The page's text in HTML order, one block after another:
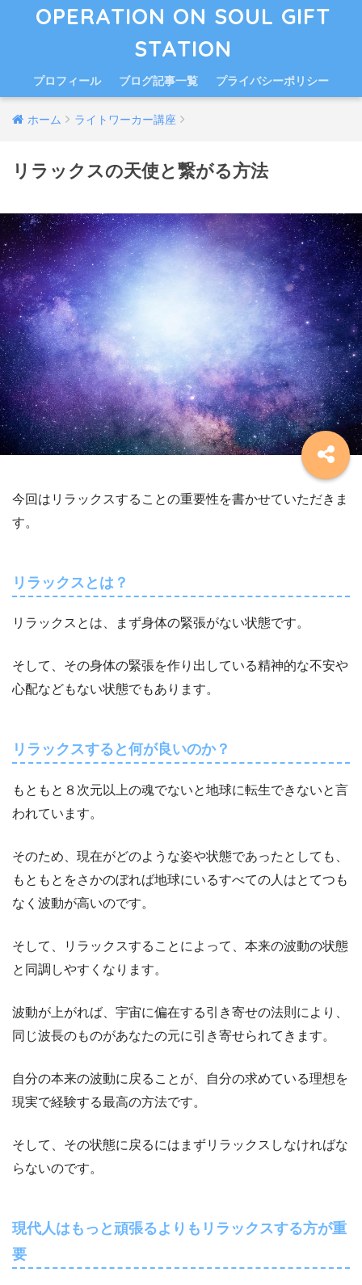
OPERATION ON SOUL GIFT
STATION
プロフィール ブログ記事一覧 プライバシーポリシー
ホーム ライトワーカー講座
リラックスの天使と繋がる方法
今回はリラックスすることの重要性を書かせていただきま
す。
リラックスとは？
リラックスとは、まず身体の緊張がない状態です。
そして、その身体の緊張を作り出している精神的な不安や
心配などもない状態でもあります。
リラックスすると何が良いのか？
もともと８次元以上の魂でないと地球に転生できないと言
われています。
そのため、現在がどのような姿や状態であったとしても、
もともとをさかのぼれば地球にいるすべての人はとてつも
なく波動が高いのです。
そして、リラックスすることによって、本来の波動の状態
と同調しやすくなります。
波動が上がれば、宇宙に偏在する引き寄せの法則により、
同じ波長のものがあなたの元に引き寄せられてきます。
自分の本来の波動に戻ることが、自分の求めている理想を
現実で経験する最高の方法です。
そして、その状態に戻るにはまずリラックスしなければな
らないのです。
現代人はもっと頑張るよりもリラックスする方が重
要